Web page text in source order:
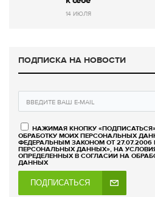
14 ИЮЛЯ
ПОДПИСКА НА НОВОСТИ
НАЖИМАЯ КНОПКУ
ОБРАБОТКУ МОИХ ПЕРСОНАЛЬНЫХ
ФЕДЕРАЛЬНЫМ ЗАКОНОМ ОТ
ПЕРСОНАЛЬНЫХ ДАННЫХ», НА
ОПРЕДЕЛЕННЫХ В СОГЛАСИИ НА
ДАННЫХ
ПОДПИСАТЬСЯ